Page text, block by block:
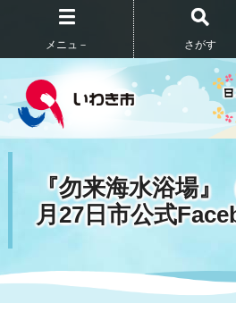
メニュ－ さがす
『勿来海水浴場』
月27日市公式